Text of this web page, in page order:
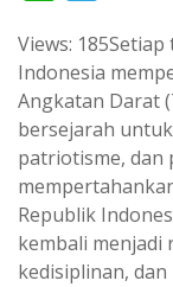
a
t
A
p
p
l
e
g
r
a
m
Views:
Indonesia
Angkatan Darat
bersejarah
patriotisme, dan
Republik
kembali menjadi
kedisiplinan, dan